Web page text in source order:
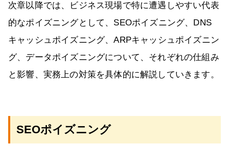
次章以降では、ビジネス現場で特に遭遇しやすい代表
的なポイズニングとして、SEOポイズニング、DNS
キャッシュポイズニング、ARPキャッシュポイズニン
グ、データポイズニングについて、それぞれの仕組み
と影響、実務上の対策を具体的に解説していきます。
SEOポイズニング